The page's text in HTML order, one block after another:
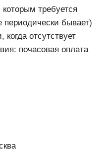
требуется
бывает)
отсутствует
почасовая оплата